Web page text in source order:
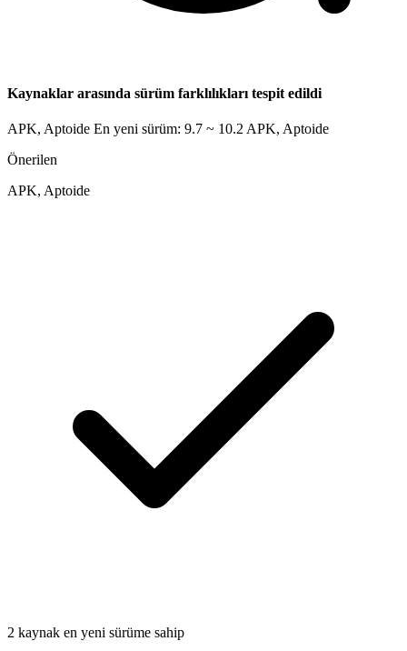
Kaynaklar arasında sürüm farklılıkları tespit edildi
APK, Aptoide En yeni sürüm: 9.7 ~ 10.2 APK, Aptoide
Önerilen
APK, Aptoide
2 kaynak en yeni sürüme sahip